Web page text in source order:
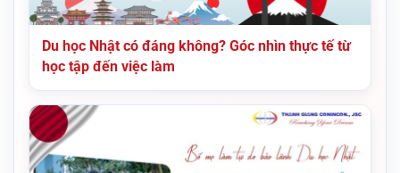
Du học Nhật có đáng không? Góc nhìn thực tế từ
học tập đến việc làm